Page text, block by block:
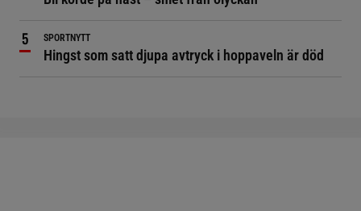
SPORTNYTT
Hingst som satt djupa avtryck i hoppaveln är död